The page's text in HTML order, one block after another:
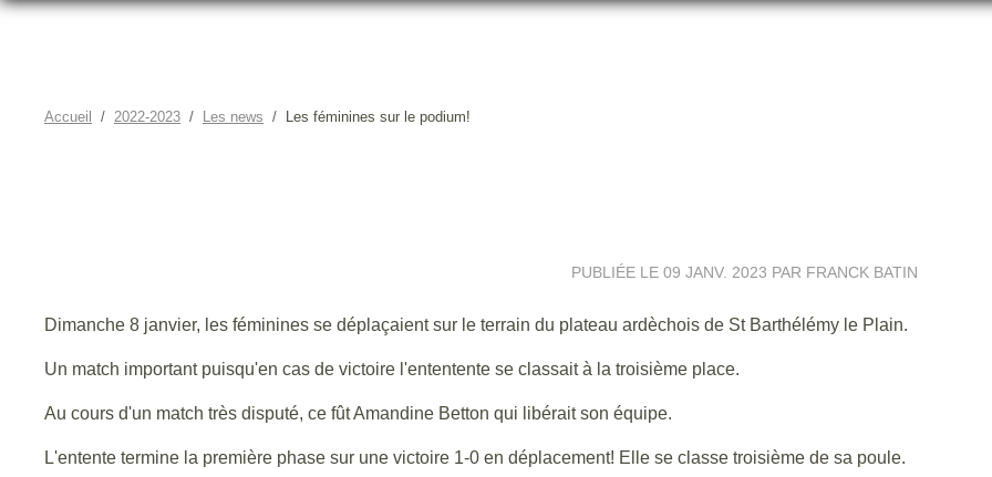
Accueil 2022-2023 Les news Les féminines sur le podium!
PUBLIÉE LE 09 JANV. 2023 PAR FRANCK BATIN
Dimanche 8 janvier, les féminines se déplaçaient sur le terrain du plateau ardèchois de St Barthélémy le Plain.
Un match important puisqu'en cas de victoire l'ententente se classait à la troisième place.
Au cours d'un match très disputé, ce fût Amandine Betton qui libérait son équipe.
L'entente termine la première phase sur une victoire 1-0 en déplacement! Elle se classe troisième de sa poule.